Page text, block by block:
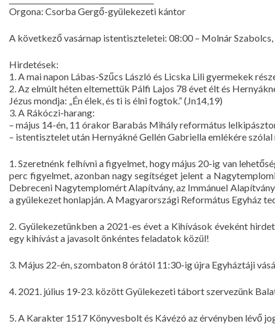
Orgona: Csorba Gergő-gyülekezeti kántor
A következő vasárnap istentiszteletei: 08:00 – Molnár
Hirdetések:
1. A mai napon Lábas-Szűcs László és Licska Lili gyermekek
2. Az elmúlt héten eltemettük Pálfi Lajos 78 évet élt és
Jézus mondja: „Én élek, és ti is élni fogtok.” (Jn14,19)
3. A Rákóczi-harang:
– május 14-én, 11 órakor Barabás Mihály református
– istentisztelet után Hernyákné Gellén Gabriella emlékére szólal
1. Szeretnénk felhívni a figyelmet, hogy május 20-ig van
perc figyelmet, azonban nagy segítséget jelent a
Debreceni Nagytemplomért Alapítvány, az Immánuel
a gyülekezet honlapján. A Magyarországi Református Egyház
2. Gyülekezetünkben a 2021-es évet a Kihívások éveként
egy kihívást a javasolt önkéntes feladatok közül!
3. Május 22-én, szombaton 8 órától 11:30-ig újra Egyháztáji
4. 2021. július 19-23. között Gyülekezeti tábort szervezünk
5. A Karakter 1517 Könyvesbolt és Kávézó az érvényben lévő